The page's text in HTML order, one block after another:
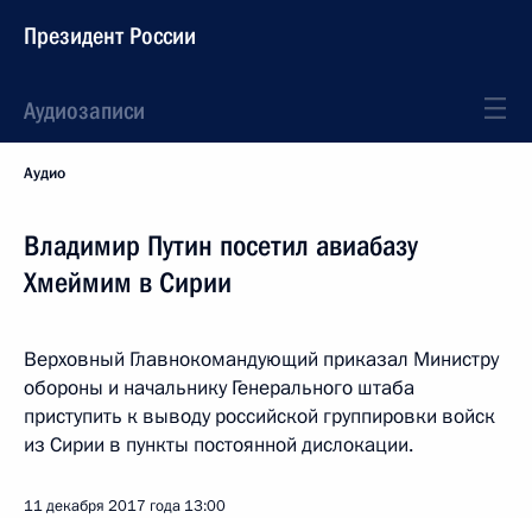
Президент России
Аудиозаписи
Аудио
Владимир Путин посетил авиабазу
Хмеймим в Сирии
Верховный Главнокомандующий приказал Министру
обороны и начальнику Генерального штаба
приступить к выводу российской группировки войск
из Сирии в пункты постоянной дислокации.
11 декабря 2017 года 13:00